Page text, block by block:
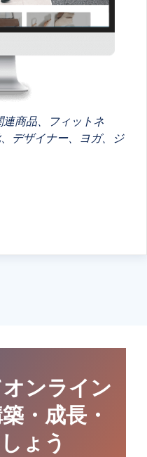
商品、フィットネ
デザイナー、ヨガ、ジ
ンライン
・成長・
ょう